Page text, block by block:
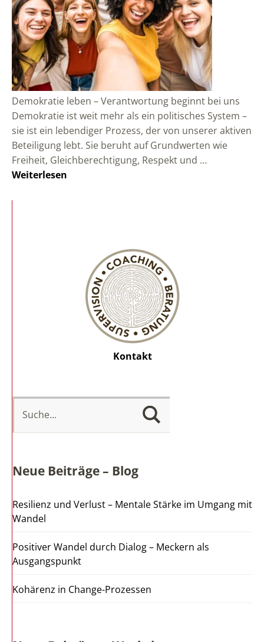
Demokratie leben – Verantwortung beginnt bei uns
Demokratie ist weit mehr als ein politisches System –
sie ist ein lebendiger Prozess, der von unserer aktiven
Beteiligung lebt. Sie beruht auf Grundwerten wie
Freiheit, Gleichberechtigung, Respekt und …
Weiterlesen
Kontakt
Neue Beiträge – Blog
Resilienz und Verlust – Mentale Stärke im Umgang mit
Wandel
Positiver Wandel durch Dialog – Meckern als
Ausgangspunkt
Kohärenz in Change-Prozessen